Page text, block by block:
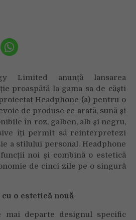
Limited anunță lansarea
proaspătă la gama sa de căști
Headphone (a) pentru o
de produse ce arată, sună și
în roz, galben, alb și negru,
îți permit să reinterpretezi
a stilului personal. Headphone
noi și combină o estetică
de cinci zile pe o singură
o estetică nouă
mai departe designul specific